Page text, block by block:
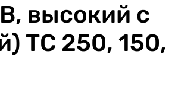
высокий с
ТС 250, 150,